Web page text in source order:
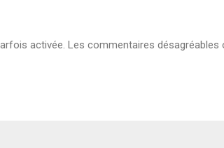
activée. Les commentaires